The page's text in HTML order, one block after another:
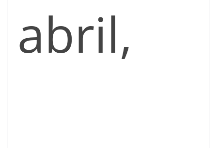
abril,